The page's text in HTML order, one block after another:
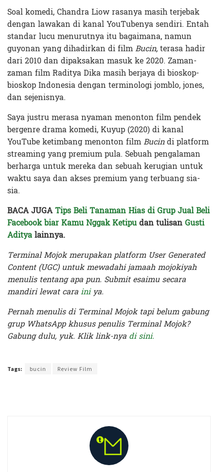
Soal komedi, Chandra Liow rasanya masih terjebak
dengan lawakan di kanal YouTubenya sendiri. Entah
standar lucu menurutnya itu bagaimana, namun
guyonan yang dihadirkan di filmBucin,terasa hadir
dari 2010 dan dipaksakan masuk ke 2020. Zaman-
zaman film Raditya Dika masih berjaya di bioskop-
bioskop Indonesia dengan terminologi jomblo, jones,
dan sejenisnya.
Saya justru merasa nyaman menonton film pendek
bergenre drama komedi, Kuyup (2020) di kanal
YouTube ketimbang menonton filmBucindi platform
streaming yang premium pula. Sebuah pengalaman
berharga untuk mereka dan sebuah kerugian untuk
waktu saya dan akses premium yang terbuang sia-
sia.
BACA JUGATips Beli Tanaman Hias di Grup Jual Beli
Facebook biar Kamu Nggak Ketipudan tulisanGusti
Adityalainnya.
Terminal Mojok merupakan platform User Generated
Content (UGC) untuk mewadahi jamaah mojokiyah
menulis tentang apa pun. Submit esaimu secara
mandiri lewat carainiya.
Pernah menulis di Terminal Mojok tapi belum gabung
grup WhatsApp khusus penulis Terminal Mojok?
Gabung dulu, yuk. Klik link-nya di sini.
Tags: bucin Review Film